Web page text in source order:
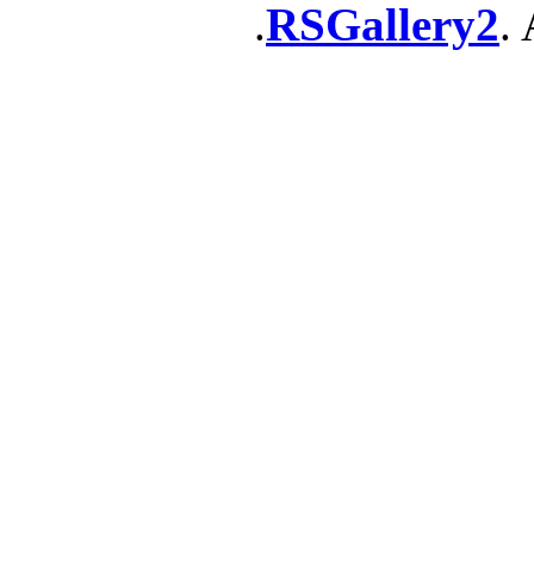
RSGallery2.